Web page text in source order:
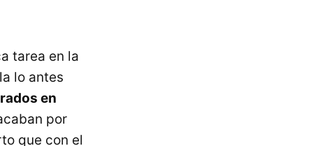
tarea en la
lo antes
en
por
que con el